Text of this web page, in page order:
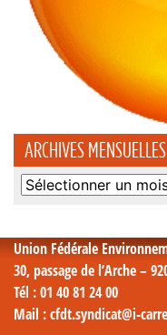
ARCHIVES MENSUELLES
Archives
Union Fédérale
30, passage de l’Arche –
Tél : 01 40 81 24 00
Mail : cfdt.syndicat@i-